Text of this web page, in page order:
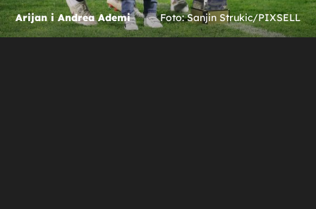
Arijan i Andrea Ademi Foto: Sanjin Strukic/PIXSELL